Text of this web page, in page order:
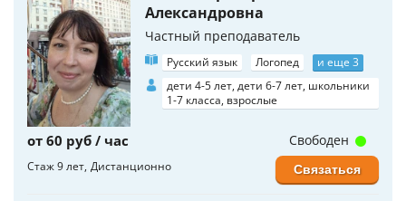
Александровна
Частный преподаватель
Русский язык Логопед
и еще 3
дети 4-5 лет, дети 6-7 лет, школьники
1-7 класса, взрослые
от 60 руб / час
Стаж 9 лет Дистанционно
Свободен
Связаться